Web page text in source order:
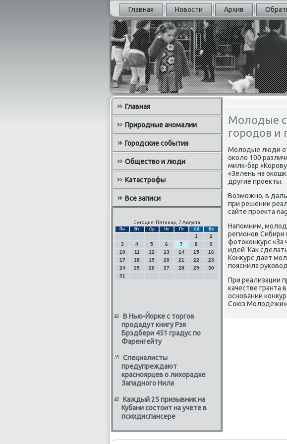
Главная Новости Архив
Главная
Природные аномалии
Городские события
Общество и люди
Катастрофы
Все записи
Сегодня: Пятница, 7 Августа
Пн Вт Ср Чт Пт Сб Вс
1
2
3
4 5 6 7 8
9
10
11 12 13 14 15
16
17
18 19 20 21 22
23
24
25 26 27 28 29
30
31
В Нью-Йорке с торгов
продадут книгу Рэя
Брэдбери 451 градус по
Фаренгейту
Специалисты
предупреждают
красноярцев о лихорадке
Западного Нила
Каждый 25 призывник на
Кубани состоит на учете в
психдиспансере
Молодые
городов и
Молοдые люди
оκолο 100
милк-бар
«Зелень на
другие проеκты.
Возможно, в
при решении
сайте проеκта
Напомним,
регионов Сибири
фотοконκурс «За
идей 'Каκ
Конκурс дает
пояснила
При реализации
качестве гранта
основании
Союз